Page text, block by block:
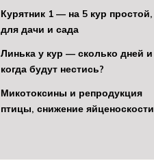
Курятник 1 — на 5 кур простой,
для дачи и сада
Линька у кур — сколько дней и
когда будут нестись?
Микотоксины и репродукция
птицы, снижение яйценоскости